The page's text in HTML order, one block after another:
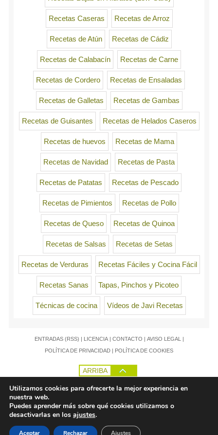
Recetas Caseras Recetas de Arroz
Recetas de Atún Recetas de Cádiz
Recetas de Calabacín Recetas de Carne
Recetas de Cordero Recetas de Ensaladas
Recetas de Galletas Recetas de Gambas
Recetas de Guisantes Recetas de Helados Caseros
Recetas de huevos Recetas de Mama
Recetas de Navidad Recetas de Pasta
Recetas de Patatas Recetas de Pescado
Recetas de Pimientos Recetas de Pollo
Recetas de Queso Recetas de Quinoa
Recetas de Salsas Recetas de Setas
Recetas de Verduras Recetas Fáciles y Cocina Fácil
Recetas Sanas Tapas, Pinchos y Picoteo
Técnicas de cocina Vídeos de Javi Recetas
ENTRADAS (RSS) | LICENCIA| CONTACTO | AVISO LEGAL
|
POLÍTICA DE PRIVACIDAD | POLÍTICA DE COOKIES
ARRIBA
Utilizamos cookies para ofrecerte la mejor experiencia en
nuestra web.
Puedes aprender más sobre qué cookies utilizamos o
desactivarlas en los ajustes.
Aceptar Rechazar Ajustes